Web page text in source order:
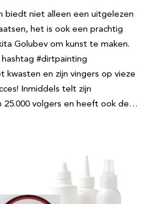
biedt niet alleen een uitgelezen
het is ook een prachtig
Golubev om kunst te maken.
#dirtpainting
kwasten en zijn vingers op vieze
Inmiddels telt zijn
25.000 volgers en heeft ook de…